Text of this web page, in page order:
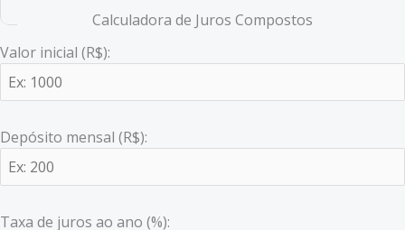
Calculadora de Juros Compostos
Valor inicial (R$):
Depósito mensal (R$):
Taxa de juros ao ano (%):